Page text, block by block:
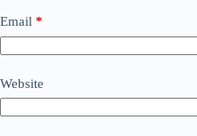
Email *
Website